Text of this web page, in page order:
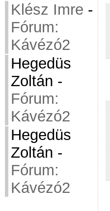
Klész Imre -
Fórum:
Kávézó2
Hegedüs
Zoltán -
Fórum:
Kávézó2
Hegedüs
Zoltán -
Fórum:
Kávézó2